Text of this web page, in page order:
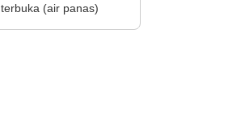
terbuka (air panas)